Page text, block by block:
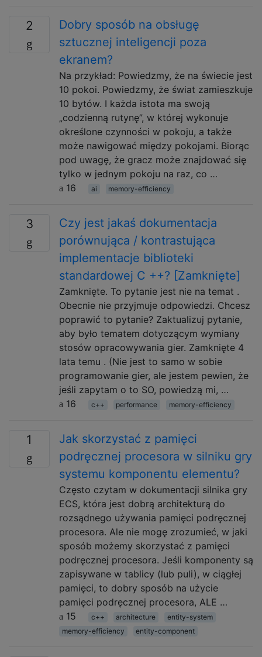
2
Dobry sposób na obsługę
sztucznej inteligencji poza
ekranem?
Na przykład: Powiedzmy, że na świecie jest
10 pokoi. Powiedzmy, że świat zamieszkuje
10 bytów. I każda istota ma swoją
„codzienną rutynę”, w której wykonuje
określone czynności w pokoju, a także
może nawigować między pokojami. Biorąc
pod uwagę, że gracz może znajdować się
tylko w jednym pokoju na raz, co …
16
ai memory-efficiency
3
Czy jest jakaś dokumentacja
porównująca / kontrastująca
implementacje biblioteki
standardowej C ++? [Zamknięte]
Zamknięte. To pytanie jest nie na temat .
Obecnie nie przyjmuje odpowiedzi. Chcesz
poprawić to pytanie? Zaktualizuj pytanie,
aby było tematem dotyczącym wymiany
stosów opracowywania gier. Zamknięte 4
lata temu . (Nie jest to samo w sobie
programowanie gier, ale jestem pewien, że
jeśli zapytam o to SO, powiedzą mi, …
16
c++ performance memory-efficiency
1
Jak skorzystać z pamięci
podręcznej procesora w silniku gry
systemu komponentu elementu?
Często czytam w dokumentacji silnika gry
ECS, która jest dobrą architekturą do
rozsądnego używania pamięci podręcznej
procesora. Ale nie mogę zrozumieć, w jaki
sposób możemy skorzystać z pamięci
podręcznej procesora. Jeśli komponenty są
zapisywane w tablicy (lub puli), w ciągłej
pamięci, to dobry sposób na użycie
pamięci podręcznej procesora, ALE …
15
c++ architecture
entity-system
memory-efficiency
entity-component